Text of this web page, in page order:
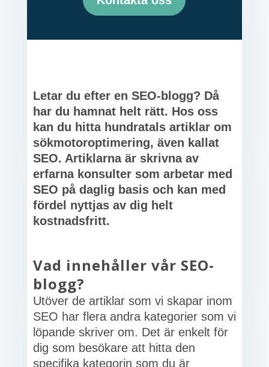
Letar du efter en SEO-blogg? Då
har du hamnat helt rätt. Hos oss
kan du hitta hundratals artiklar om
sökmotoroptimering, även kallat
SEO. Artiklarna är skrivna av
erfarna konsulter som arbetar med
SEO på daglig basis och kan med
fördel nyttjas av dig helt
kostnadsfritt.
Vad innehåller vår SEO-
blogg?
Utöver de artiklar som vi skapar inom
SEO har flera andra kategorier som vi
löpande skriver om. Det är enkelt för
dig som besökare att hitta den
specifika kategorin som du är